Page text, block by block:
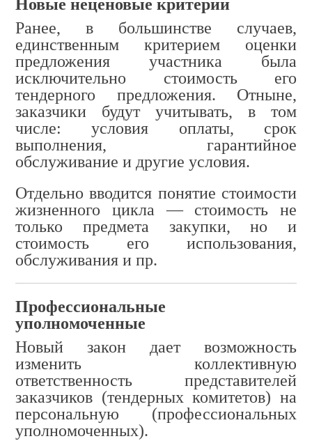
Новые неценовые критерии
Ранее, в большинстве случаев,
единственным критерием оценки
предложения участника была
исключительно стоимость его
тендерного предложения. Отныне,
заказчики будут учитывать, в том
числе: условия оплаты, срок
выполнения, гарантийное
обслуживание и другие условия.
Отдельно вводится понятие стоимости
жизненного цикла — стоимость не
только предмета закупки, но и
стоимость его использования,
обслуживания и пр.
Профессиональные
уполномоченные
Новый закон дает возможность
изменить коллективную
ответственность представителей
заказчиков (тендерных комитетов) на
персональную (профессиональных
уполномоченных).